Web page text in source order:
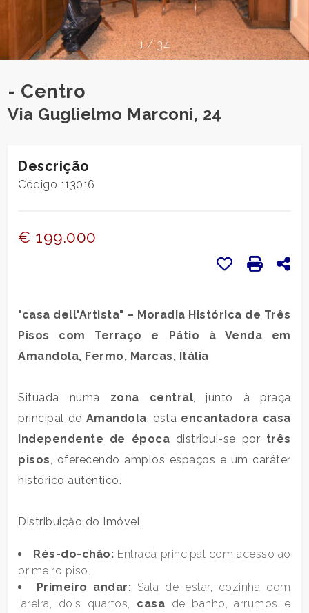
1 / 34
- Centro
Via Guglielmo Marconi, 24
Descrição
Código 113016
€ 199.000
Favoritos:
"casa dell'Artista" – Moradia Histórica de Três
Pisos com Terraço e Pátio à Venda em
Amandola, Fermo, Marcas, Itália
Situada numa zona central, junto à praça
principal de Amandola, esta encantadora casa
independente de época distribui-se por três
pisos, oferecendo amplos espaços e um caráter
histórico autêntico.
Distribuiçăo do Imóvel
Rés-do-chăo: Entrada principal com acesso ao
primeiro piso.
Primeiro andar: Sala de estar, cozinha com
lareira, dois quartos, casa de banho, arrumos e
CONTACTOS
O
QUE
DIZEM
NÓS
Província
Comum
tipologia
múltipla
escolha
Comercial
Terra
preço
total
de